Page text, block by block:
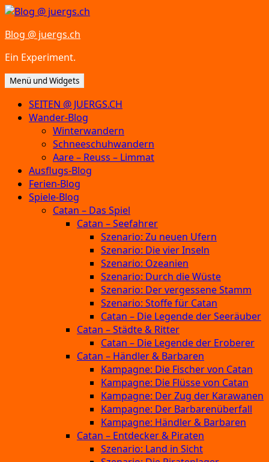
Zum
springen
Blog @ juergs.ch
Ein Experiment.
Menü und Widgets
SEITEN @ JUERGS.CH
Wander-Blog
Winterwandern
Schneeschuhwandern
Aare – Reuss – Limmat
Ausflugs-Blog
Ferien-Blog
Spiele-Blog
Catan – Das Spiel
Catan – Seefahrer
Szenario: Zu neuen Ufern
Szenario: Die vier Inseln
Szenario: Ozeanien
Szenario: Durch die Wüste
Szenario: Der vergessene Stamm
Szenario: Stoffe für Catan
Catan – Die Legende der Seeräuber
Catan – Städte & Ritter
Catan – Die Legende der Eroberer
Catan – Händler & Barbaren
Kampagne: Die Fischer von Catan
Kampagne: Die Flüsse von Catan
Kampagne: Der Zug der Karawanen
Kampagne: Der Barbarenüberfall
Kampagne: Händler & Barbaren
Catan – Entdecker & Piraten
Szenario: Land in Sicht